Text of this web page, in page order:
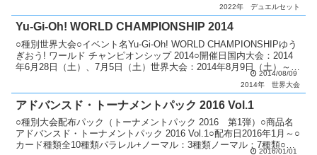
2022年
デュエルセット
Yu-Gi-Oh! WORLD CHAMPIONSHIP 2014
○種別世界大会○イベント名Yu-Gi-Oh! WORLD CHAMPIONSHIPゆう
ぎおう! ワールド チャンピオンシップ 2014○開催日国内大会：2014
年6月28日（土）、7月5日（土）世界大会：2014年8月9日（土）～10
2014/08/09
2014年
世界大会
アドバンスド・トーナメントパック 2016 Vol.1
○種別大会配布パック（トーナメントパック 2016 第1弾）○商品名
アドバンスド・トーナメントパック 2016 Vol.1○配布日2016年1月～○
カード種類全10種類パラレル+ノーマル：3種類ノーマル：7種類○説
2016/01/01